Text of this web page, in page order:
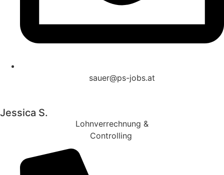
sauer@ps-jobs.at
Jessica S.
Lohnverrechnung &
Controlling